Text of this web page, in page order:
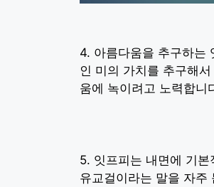
4. 아름다움을 추구하는
인 미의 가치를 추구해
움에 녹이려고 노력합니
5. 잇프피는 내면에 기
유교걸이라는 말을 자주